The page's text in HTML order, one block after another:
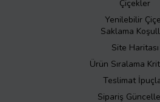
Çiçekler
Yenilebilir
Saklama
Site Haritası
Ürün Sıralama
Teslimat
Sipariş